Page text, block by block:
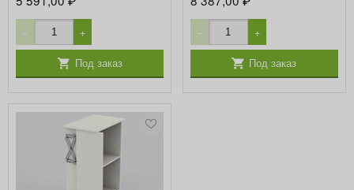
− +
Под заказ
− +
Под заказ